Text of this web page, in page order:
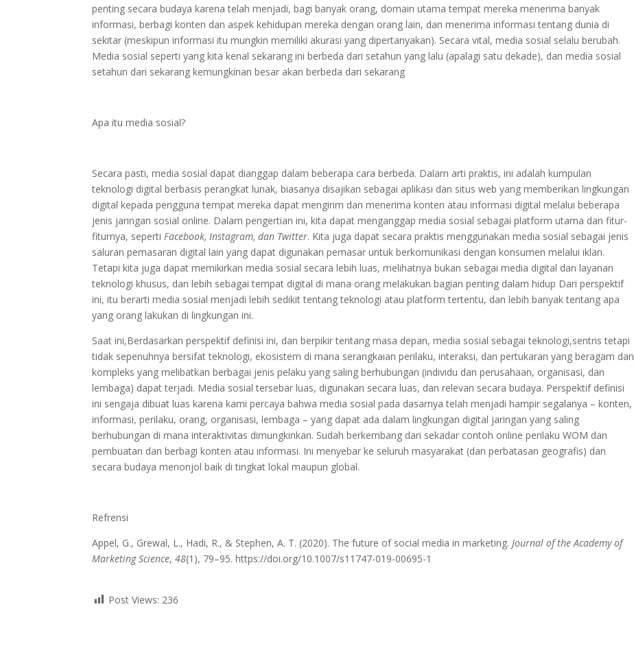
penting secara budaya karena telah menjadi, bagi banyak orang, domain utama tempat mereka menerima banyak
informasi, berbagi konten dan aspek kehidupan mereka dengan orang lain, dan menerima informasi tentang dunia di
sekitar (meskipun informasi itu mungkin memiliki akurasi yang dipertanyakan). Secara vital, media sosial selalu berubah.
Media sosial seperti yang kita kenal sekarang ini berbeda dari setahun yang lalu (apalagi satu dekade), dan media sosial
setahun dari sekarang kemungkinan besar akan berbeda dari sekarang
Apa itu media sosial?
Secara pasti, media sosial dapat dianggap dalam beberapa cara berbeda. Dalam arti praktis, ini adalah kumpulan
teknologi digital berbasis perangkat lunak, biasanya disajikan sebagai aplikasi dan situs web yang memberikan lingkungan
digital kepada pengguna tempat mereka dapat mengirim dan menerima konten atau informasi digital melalui beberapa
jenis jaringan sosial online. Dalam pengertian ini, kita dapat menganggap media sosial sebagai platform utama dan fitur-
fiturnya, sepertiFacebook, Instagram, dan Twitter. Kita juga dapat secara praktis menggunakan media sosial sebagai jenis
saluran pemasaran digital lain yang dapat digunakan pemasar untuk berkomunikasi dengan konsumen melalui iklan.
Tetapi kita juga dapat memikirkan media sosial secara lebih luas, melihatnya bukan sebagai media digital dan layanan
teknologi khusus, dan lebih sebagai tempat digital di mana orang melakukan bagian penting dalam hidup Dari perspektif
ini, itu berarti media sosial menjadi lebih sedikit tentang teknologi atau platform tertentu, dan lebih banyak tentang apa
yang orang lakukan di lingkungan ini.
Saat ini,Berdasarkan perspektif definisi ini, dan berpikir tentang masa depan, media sosial sebagai teknologi,sentris tetapi
tidak sepenuhnya bersifat teknologi, ekosistem di mana serangkaian perilaku, interaksi, dan pertukaran yang beragam dan
kompleks yang melibatkan berbagai jenis pelaku yang saling berhubungan (individu dan perusahaan, organisasi, dan
lembaga) dapat terjadi. Media sosial tersebar luas, digunakan secara luas, dan relevan secara budaya. Perspektif definisi
ini sengaja dibuat luas karena kami percaya bahwa media sosial pada dasarnya telah menjadi hampir segalanya – konten,
informasi, perilaku, orang, organisasi, lembaga – yang dapat ada dalam lingkungan digital jaringan yang saling
berhubungan di mana interaktivitas dimungkinkan. Sudah berkembang dari sekadar contoh online perilaku WOM dan
pembuatan dan berbagi konten atau informasi. Ini menyebar ke seluruh masyarakat (dan perbatasan geografis) dan
secara budaya menonjol baik di tingkat lokal maupun global.
Refrensi
Appel, G., Grewal, L., Hadi, R., & Stephen, A. T. (2020). The future of social media in marketing.Journal of the Academy of
Marketing Science,48(1), 79–95. https://doi.org/10.1007/s11747-019-00695-1
Post Views: 236